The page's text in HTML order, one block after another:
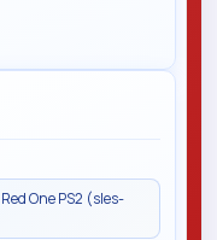
One PS2 (sles-